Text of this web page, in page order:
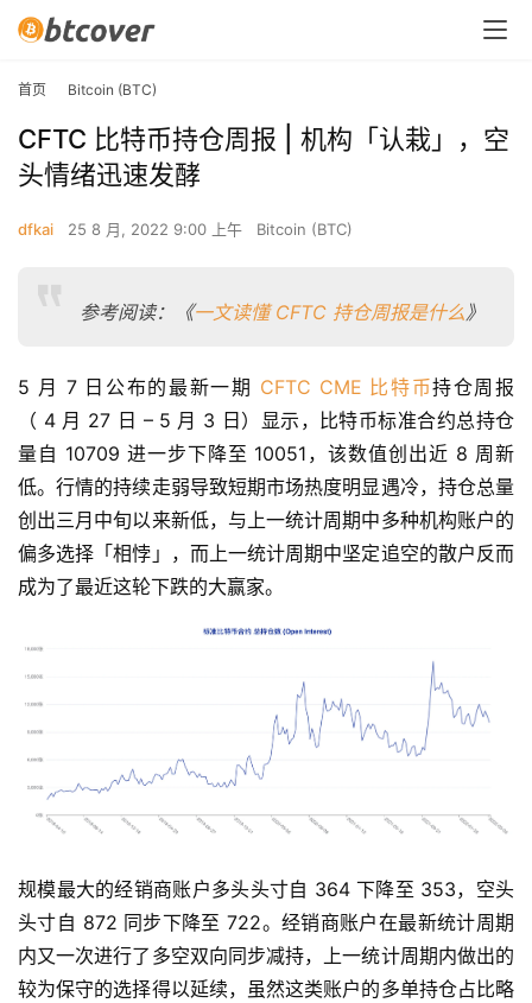
首页 Bitcoin (BTC)
CFTC 比特币持仓周报 | 机构「认栽」，空
头情绪迅速发酵
dfkai 25 8 月, 2022 9:00 上午 Bitcoin (BTC)
参考阅读：《一文读懂 CFTC 持仓周报是什么》
5 月 7 日公布的最新一期 CFTC CME 比特币持仓周报
（ 4 月 27 日 – 5 月 3 日）显示，比特币标准合约总持仓
量自 10709 进一步下降至 10051，该数值创出近 8 周新
低。行情的持续走弱导致短期市场热度明显遇冷，持仓总量
创出三月中旬以来新低，与上一统计周期中多种机构账户的
偏多选择「相悖」，而上一统计周期中坚定追空的散户反而
成为了最近这轮下跌的大赢家。
规模最大的经销商账户多头头寸自 364 下降至 353，空头
头寸自 872 同步下降至 722。经销商账户在最新统计周期
内又一次进行了多空双向同步减持，上一统计周期内做出的
较为保守的选择得以延续，虽然这类账户的多单持仓占比略